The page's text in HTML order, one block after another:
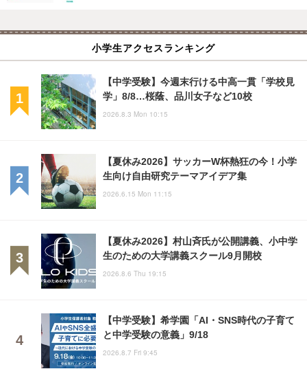
小学生アクセスランキング
【中学受験】今週末行ける中高一貫「学校見
学」8/8…桜蔭、品川女子など10校
2026.8.3 Mon 10:15
【夏休み2026】サッカーW杯熱狂の今！小学
生向け自由研究テーマアイデア集
2026.6.15 Mon 11:15
【夏休み2026】村山斉氏が公開講義、小中学
生のための大学講義スクール9月開校
2026.8.6 Thu 19:15
【中学受験】希学園「AI・SNS時代の子育て
と中学受験の意義」9/18
2026.8.7 Fri 9:45